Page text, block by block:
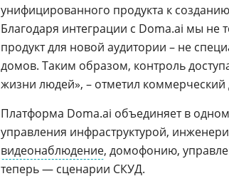
унифицированного продукта к
Благодаря интеграции с Doma.ai мы не
продукт для новой аудитории – не
домов. Таким образом, контроль
жизни людей», – отметил коммерческий
Платформа Doma.ai объединяет в
управления инфраструктурой,
видеонаблюдение, домофонию,
теперь — сценарии СКУД.